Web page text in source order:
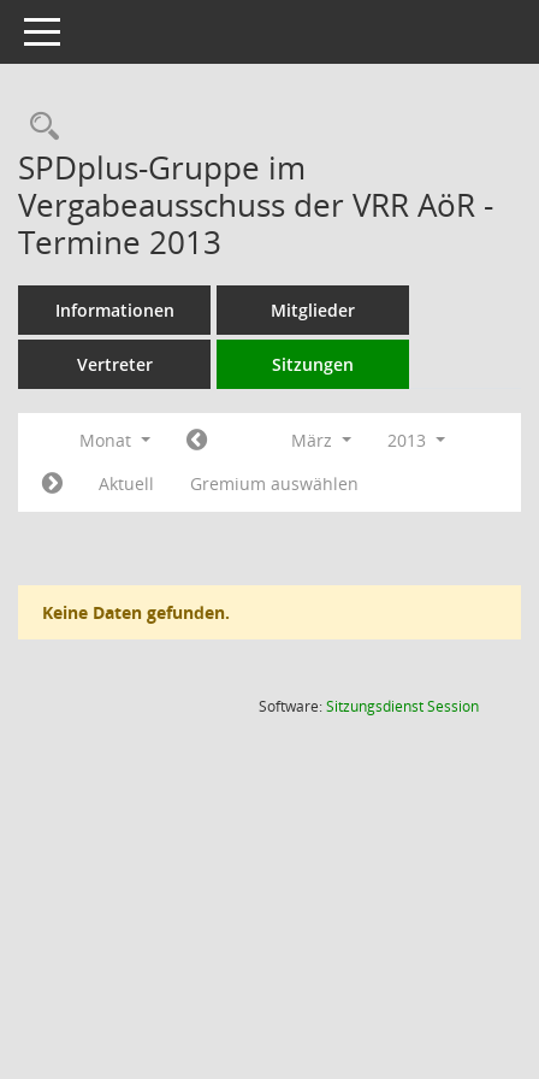
Toggle navigation
Rechercheauswahl
SPDplus-Gruppe im
Vergabeausschuss der VRR AöR -
Termine 2013
Informationen Mitglieder
Vertreter Sitzungen
Monat März
2013
Aktuell
Gremium auswählen
Keine Daten gefunden.
Software:SitzungsdienstSession(Wird in